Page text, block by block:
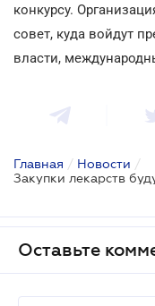
конкурсу.
совет, куда войдут
власти,
Главная / Новости /
Оставьте